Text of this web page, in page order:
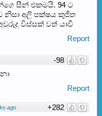
සීන් එකමයි. 94 ට
නිසා අලි පක්ෂය කුජීත
විස්සක් වත් යාවී
Report
-98
Report
+282
ago